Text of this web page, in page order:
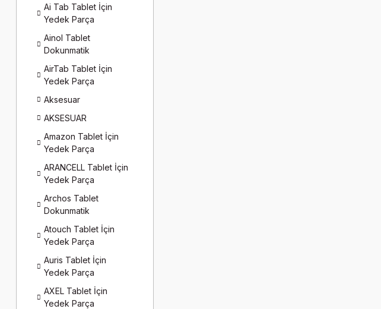
Ai Tab Tablet İçin
Yedek Parça
Ainol Tablet
Dokunmatik
AirTab Tablet İçin
Yedek Parça
Aksesuar
AKSESUAR
Amazon Tablet İçin
Yedek Parça
ARANCELL Tablet İçin
Yedek Parça
Archos Tablet
Dokunmatik
Atouch Tablet İçin
Yedek Parça
Auris Tablet İçin
Yedek Parça
AXEL Tablet İçin
Yedek Parça